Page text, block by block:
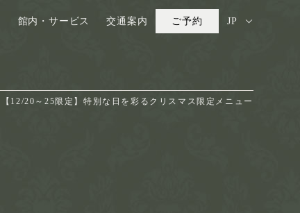
館内・サービス 交通案内 ご予約 JP
【12/20～25限定】特別な日を彩るクリスマス限定メニュー